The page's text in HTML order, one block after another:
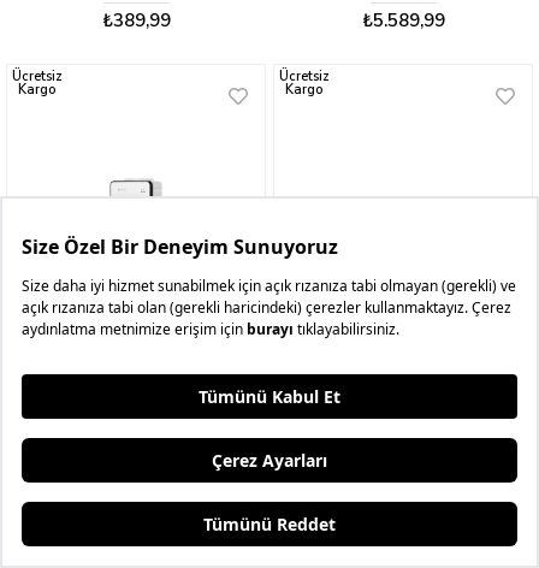
₺389,99 ₺5.589,99
Dijitsu DJT 200 Seyhan Sıcak Soğuk Su
Sebili
Ücretsiz
Kargo
Tefal TW7976 5 Silence Force Cyclonic
Effitech Toz Torbasız Elektrikli Süpürge
Ücretsiz
Kargo